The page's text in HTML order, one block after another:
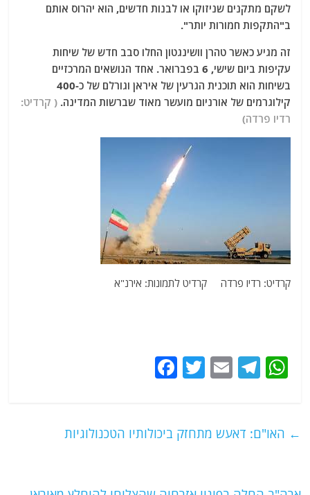
לשקם מתקנים שניזוקו או לבנות חדשים, הוא יהרוס אותם
ב"התקפות חמורות יותר".
זה מגיע כאשר טהרן וושינגטון החלו סבב חדש של שיחות
עקיפות ביום שישי, 6 בפברואר. אחד הנושאים המרכזיים
בשיחות הוא תוכנית הגרעין של איראן וגורלם של כ-400
קילוגרמים של אורניום מועשר מאוד שברשות המדינה. ( קרדיט:
רדיו פרדה)
קרדיט: רדיו פרדה קרדיט לתמונות: אירנ"א
W
s
T
g
E
l
T
er
e ← האו"ם: דאעש מתחזק ביכולותיו הטכנולוגיות